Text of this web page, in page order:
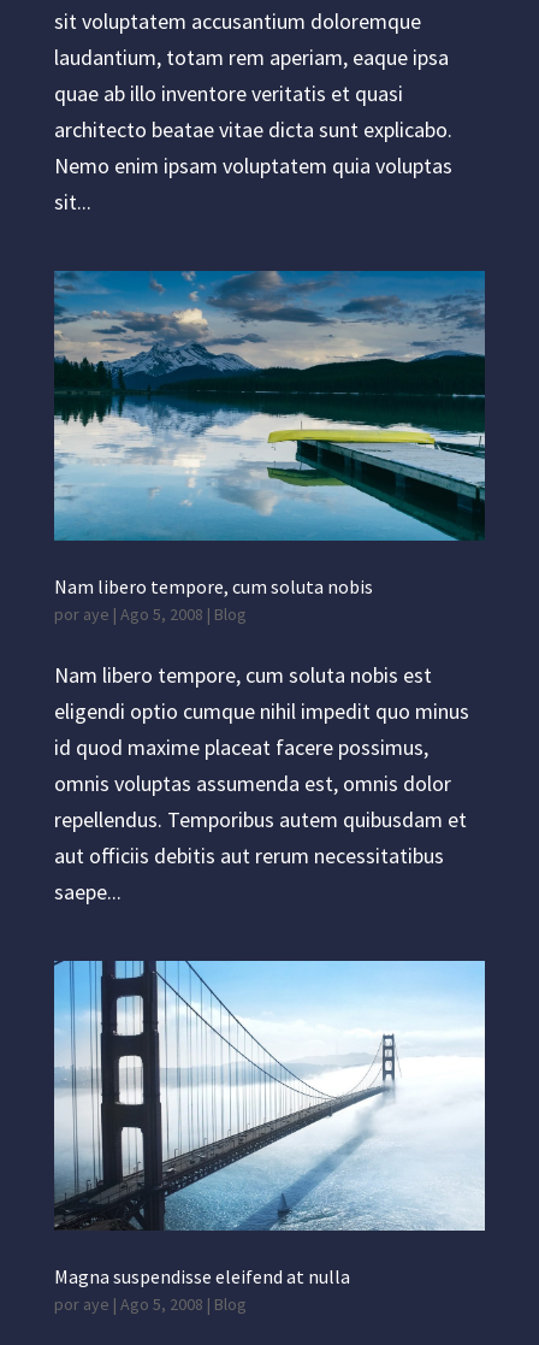
sit voluptatem accusantium doloremque
laudantium, totam rem aperiam, eaque ipsa
quae ab illo inventore veritatis et quasi
architecto beatae vitae dicta sunt explicabo.
Nemo enim ipsam voluptatem quia voluptas
sit...
Nam libero tempore, cum soluta nobis
por aye | Ago 5, 2008 | Blog
Nam libero tempore, cum soluta nobis est
eligendi optio cumque nihil impedit quo minus
id quod maxime placeat facere possimus,
omnis voluptas assumenda est, omnis dolor
repellendus. Temporibus autem quibusdam et
aut officiis debitis aut rerum necessitatibus
saepe...
Magna suspendisse eleifend at nulla
por aye | Ago 5, 2008 | Blog